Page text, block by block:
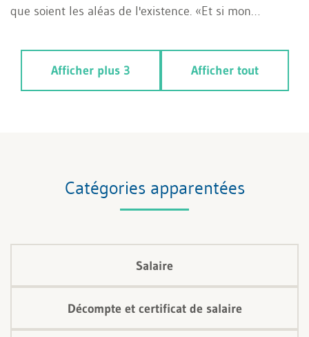
que soient les aléas de l'existence. «Et si mon
article montre, dans le domaine de la sécurité sociale,
où s'arrêtent les obligations légales et où
commencent les prestations complémentaires
Afficher plus 3 Afficher tout
Catégories apparentées
Salaire
Décompte et certificat de salaire